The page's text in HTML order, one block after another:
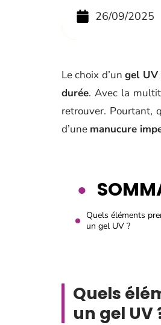
26/09/2025
Le choix d’ungel UV
durée. Avec la
retrouver. Pourtant,
d’une manucure
Quels éléments
un gel UV ?
Quels
un gel UV